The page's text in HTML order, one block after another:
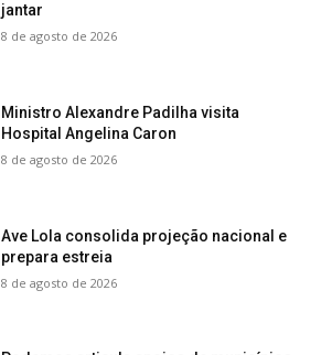
jantar
8 de agosto de 2026
Ministro Alexandre Padilha visita
Hospital Angelina Caron
8 de agosto de 2026
Ave Lola consolida projeção nacional e
prepara estreia
8 de agosto de 2026